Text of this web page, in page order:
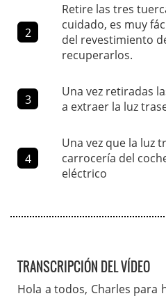
2
Retire las tres
cuidado, es muy
del revestimiento
recuperarlos.
3
Una vez retiradas
a extraer la luz
4
Una vez que la luz
carrocería del
eléctrico
TRANSCRIPCIÓN DEL VÍDEO
Hola a todos, Charles para